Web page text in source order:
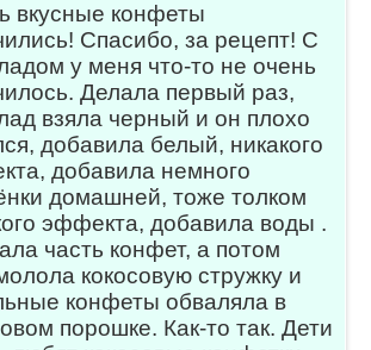
вкусные конфеты
Спасибо, за рецепт! С
у меня что-то не очень
Делала первый раз,
взяла черный и он плохо
добавила белый, никакого
добавила немного
домашней, тоже толком
эффекта, добавила воды .
часть конфет, а потом
кокосовую стружку и
конфеты обваляла в
порошке. Как-то так. Дети